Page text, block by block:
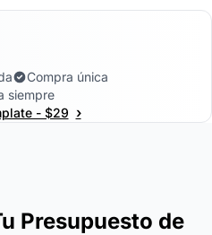
Compra única
siempre
- $29 ›
Presupuesto de